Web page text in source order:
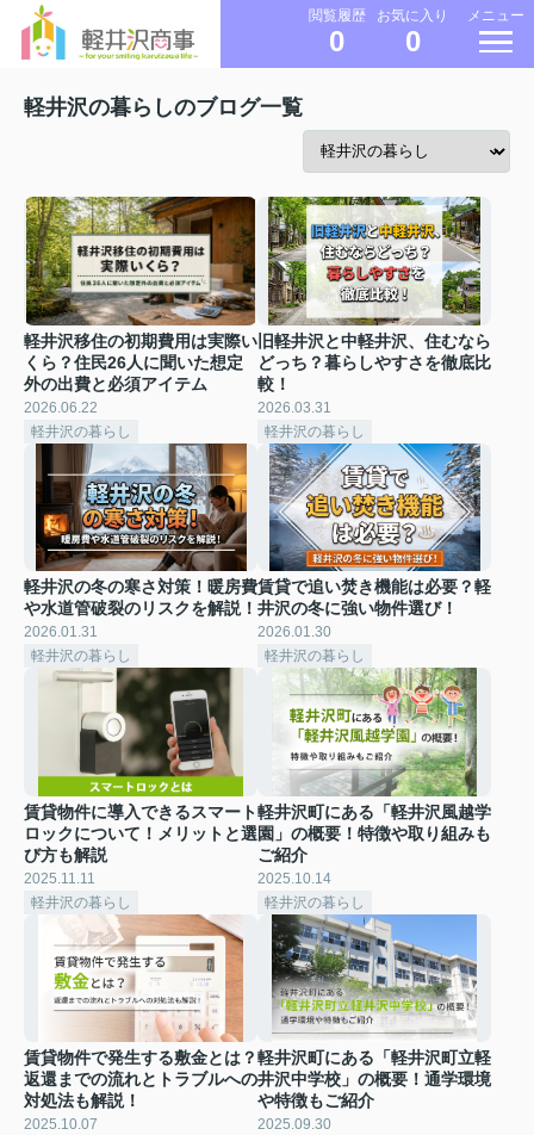
閲覧履歴
0
お気に入り
0
メニュー
軽井沢の暮らしのブログ一覧
軽井沢移住の初期費用は実際い
くら？住民26人に聞いた想定
外の出費と必須アイテム
2026.06.22
軽井沢の暮らし
旧軽井沢と中軽井沢、住むなら
どっち？暮らしやすさを徹底比
較！
2026.03.31
軽井沢の暮らし
軽井沢の冬の寒さ対策！暖房費
や水道管破裂のリスクを解説！
2026.01.31
軽井沢の暮らし
賃貸で追い焚き機能は必要？軽
井沢の冬に強い物件選び！
2026.01.30
軽井沢の暮らし
賃貸物件に導入できるスマート
ロックについて！メリットと選
び方も解説
2025.11.11
軽井沢の暮らし
軽井沢町にある「軽井沢風越学
園」の概要！特徴や取り組みも
ご紹介
2025.10.14
軽井沢の暮らし
賃貸物件で発生する敷金とは？
返還までの流れとトラブルへの
対処法も解説！
2025.10.07
軽井沢町にある「軽井沢町立軽
井沢中学校」の概要！通学環境
や特徴もご紹介
2025.09.30